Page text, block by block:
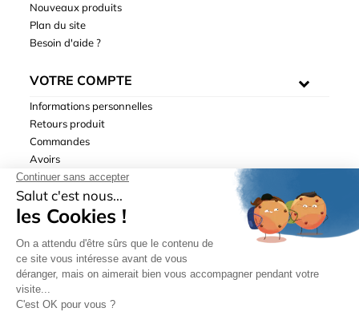
Nouveaux produits
Plan du site
Besoin d'aide ?
VOTRE COMPTE
Informations personnelles
Retours produit
Commandes
Avoirs
Adresses
Bons de réduction